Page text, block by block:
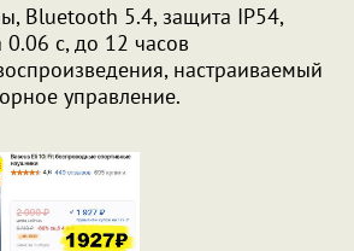
Bluetooth 5.4, защита IP54,
с, до 12 часов
настраиваемый
управление.